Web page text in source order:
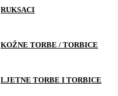
RUKSACI
KOŽNE TORBE / TORBICE
LJETNE TORBE I TORBICE